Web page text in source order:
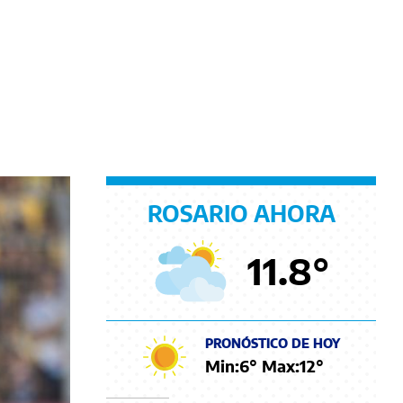
ROSARIO AHORA
11.8°
PRONÓSTICO DE HOY
Min:6° Max:12°